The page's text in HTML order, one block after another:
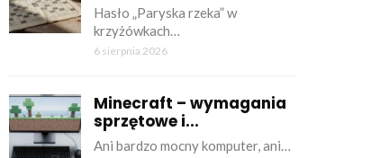
Hasło „Paryska rzeka” w
krzyżówkach…
6 sierpnia 2026
Minecraft – wymagania
sprzętowe i...
Ani bardzo mocny komputer, ani…